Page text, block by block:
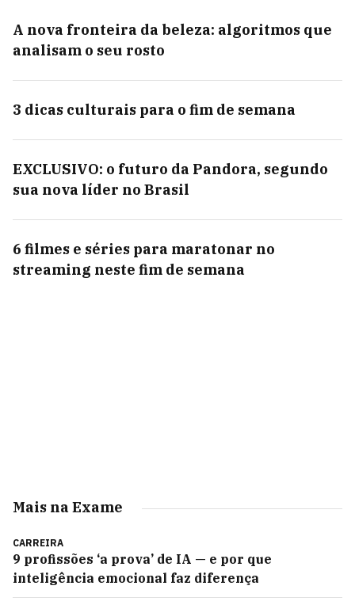
A nova fronteira da beleza: algoritmos que
analisam o seu rosto
3 dicas culturais para o fim de semana
EXCLUSIVO: o futuro da Pandora, segundo
sua nova líder no Brasil
6 filmes e séries para maratonar no
streaming neste fim de semana
Mais na Exame
CARREIRA
9 profissões ‘a prova’ de IA — e por que
inteligência emocional faz diferença